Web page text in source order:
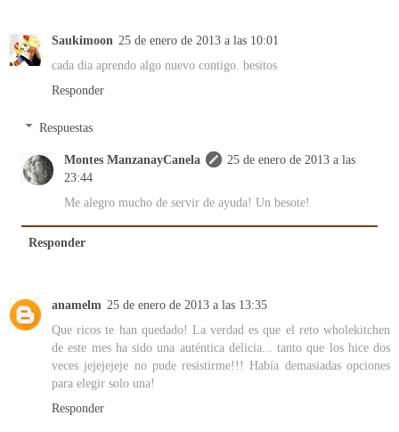
Saukimoon 25 de enero de 2013 a las 10:01
cada dia aprendo algo nuevo contigo. besitos
Responder
Respuestas
Montes ManzanayCanela
25 de enero de 2013 a las
23:44
Me alegro mucho de servir de ayuda! Un besote!
Responder
anamelm 25 de enero de 2013 a las 13:35
Que ricos te han quedado! La verdad es que el reto wholekitchen
de este mes ha sido una auténtica delicia... tanto que los hice dos
veces jejejejeje no pude resistirme!!! Había demasiadas opciones
para elegir solo una!
Responder